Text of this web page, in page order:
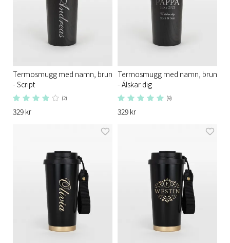
Termosmugg med namn, brun
- Script
(2)
329 kr
Termosmugg med namn, brun
- Älskar dig
(9)
329 kr